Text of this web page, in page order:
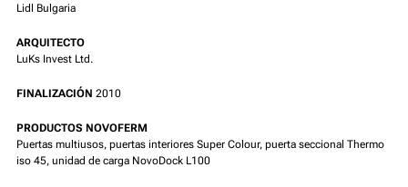
Lidl Bulgaria
ARQUITECTO
LuKs Invest Ltd.
FINALIZACIÓN 2010
PRODUCTOS NOVOFERM
Puertas multiusos, puertas interiores Super Colour, puerta seccional Thermo
iso 45, unidad de carga NovoDock L100